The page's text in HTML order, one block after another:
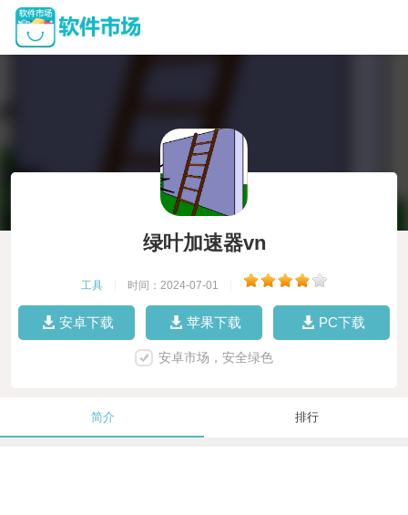
绿叶加速器vn
工具 时间：2024-07-01
安卓下载 苹果下载 PC下载
安卓市场，安全绿色
简介 排行